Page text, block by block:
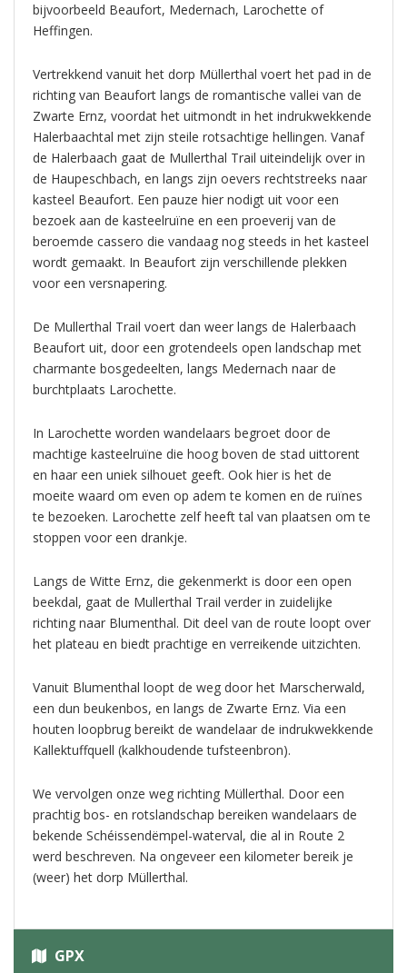
bijvoorbeeld Beaufort, Medernach, Larochette of
Heffingen.
Vertrekkend vanuit het dorp Müllerthal voert het pad in de
richting van Beaufort langs de romantische vallei van de
Zwarte Ernz, voordat het uitmondt in het indrukwekkende
Halerbaachtal met zijn steile rotsachtige hellingen. Vanaf
de Halerbaach gaat de Mullerthal Trail uiteindelijk over in
de Haupeschbach, en langs zijn oevers rechtstreeks naar
kasteel Beaufort. Een pauze hier nodigt uit voor een
bezoek aan de kasteelruïne en een proeverij van de
beroemde cassero die vandaag nog steeds in het kasteel
wordt gemaakt. In Beaufort zijn verschillende plekken
voor een versnapering.
De Mullerthal Trail voert dan weer langs de Halerbaach
Beaufort uit, door een grotendeels open landschap met
charmante bosgedeelten, langs Medernach naar de
burchtplaats Larochette.
In Larochette worden wandelaars begroet door de
machtige kasteelruïne die hoog boven de stad uittorent
en haar een uniek silhouet geeft. Ook hier is het de
moeite waard om even op adem te komen en de ruïnes
te bezoeken. Larochette zelf heeft tal van plaatsen om te
stoppen voor een drankje.
Langs de Witte Ernz, die gekenmerkt is door een open
beekdal, gaat de Mullerthal Trail verder in zuidelijke
richting naar Blumenthal. Dit deel van de route loopt over
het plateau en biedt prachtige en verreikende uitzichten.
Vanuit Blumenthal loopt de weg door het Marscherwald,
een dun beukenbos, en langs de Zwarte Ernz. Via een
houten loopbrug bereikt de wandelaar de indrukwekkende
Kallektuffquell (kalkhoudende tufsteenbron).
We vervolgen onze weg richting Müllerthal. Door een
prachtig bos- en rotslandschap bereiken wandelaars de
bekende Schéissendëmpel-waterval, die al in Route 2
werd beschreven. Na ongeveer een kilometer bereik je
(weer) het dorp Müllerthal.
GPX